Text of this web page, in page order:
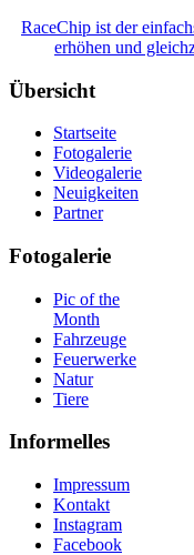
RaceChip ist der
erhöhen und
Übersicht
Startseite
Fotogalerie
Videogalerie
Neuigkeiten
Partner
Fotogalerie
Pic of the
Month
Fahrzeuge
Feuerwerke
Natur
Tiere
Informelles
Impressum
Kontakt
Instagram
Facebook